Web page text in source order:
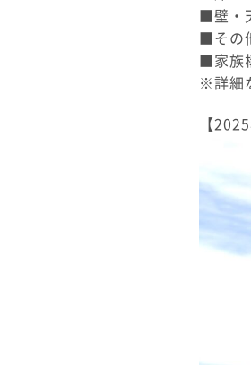
■壁・
■その
■家族
※詳細
【